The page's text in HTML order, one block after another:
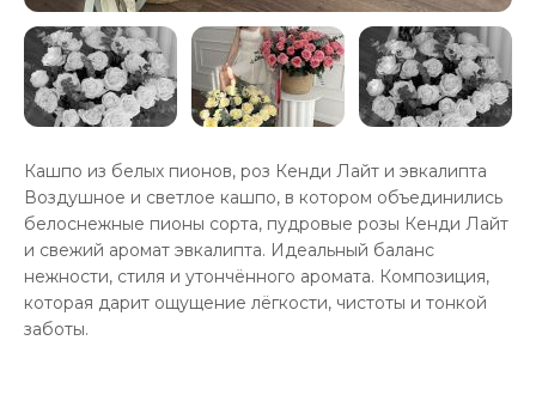
Кашпо из белых пионов, роз Кенди Лайт и эвкалипта
Воздушное и светлое кашпо, в котором объединились
белоснежные пионы сорта, пудровые розы Кенди Лайт
и свежий аромат эвкалипта. Идеальный баланс
нежности, стиля и утончённого аромата. Композиция,
которая дарит ощущение лёгкости, чистоты и тонкой
заботы.